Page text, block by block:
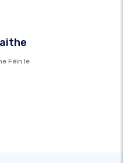
Féin le